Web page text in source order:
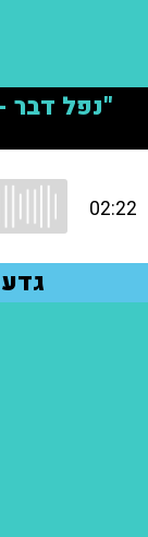
"נפל דבר
02:22